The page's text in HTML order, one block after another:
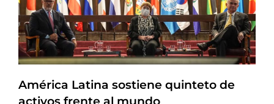
América Latina sostiene quinteto de